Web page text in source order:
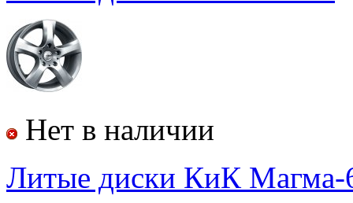
Нет в наличии
Литые диски КиК Магма-